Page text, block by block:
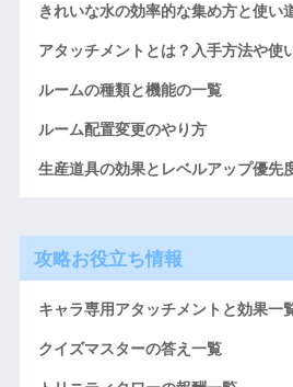
きれいな水の効率的な集め方と使い
アタッチメントとは？入手方法や使
ルームの種類と機能の一覧
ルーム配置変更のやり方
生産道具の効果とレベルアップ優先
攻略お役立ち情報
キャラ専用アタッチメントと効果一
クイズマスターの答え一覧